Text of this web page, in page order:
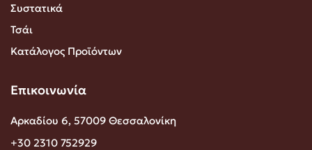
Συστατικά
Τσάι
Κατάλογος Προϊόντων
Επικοινωνία
Αρκαδίου 6, 57009 Θεσσαλονίκη
+30 2310 752929